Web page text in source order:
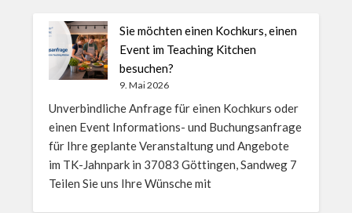
Sie möchten einen Kochkurs, einen
Event im Teaching Kitchen
besuchen?
9. Mai 2026
Unverbindliche Anfrage für einen Kochkurs oder
einen Event Informations- und Buchungsanfrage
für Ihre geplante Veranstaltung und Angebote
im TK-Jahnpark in 37083 Göttingen, Sandweg 7
Teilen Sie uns Ihre Wünsche mit